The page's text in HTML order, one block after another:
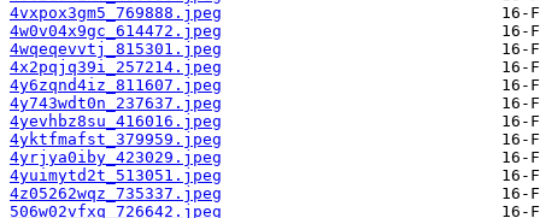
4vxpox3gm5_769888.jpeg
4w0v04x9gc_614472.jpeg
4wqeqevvtj_815301.jpeg
4x2pqjq39i_257214.jpeg
4y6zqnd4iz_811607.jpeg
4y743wdt0n_237637.jpeg
4yevhbz8su_416016.jpeg
4yktfmafst_379959.jpeg
4yrjya0iby_423029.jpeg
4yuimytd2t_513051.jpeg
4z05262wqz_735337.jpeg
506w02vfxq_726642.jpeg